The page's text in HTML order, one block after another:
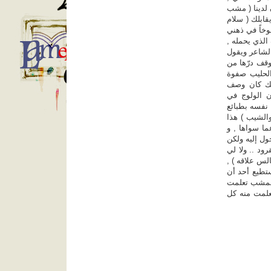
لدينا ( مشب
( سلام
في ذهني
الذي يحمله ,
ويقول
درّها من
صفوة
كان وصف
الولوج في
نفسه بطبائع
) هذا
سواها , و
إليه ولكن
.. ولا لي
علاقه ) ,
أحد أن
المشب تعلمت
منه كل